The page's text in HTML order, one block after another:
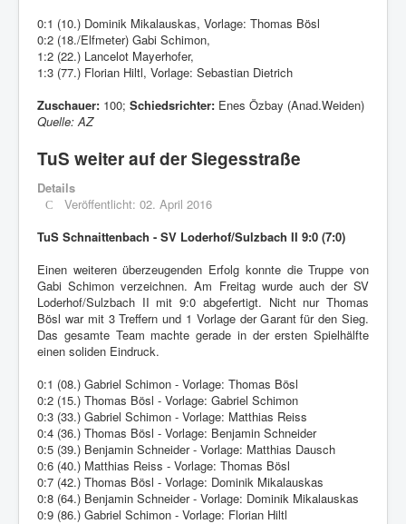
0:1 (10.) Dominik Mikalauskas, Vorlage: Thomas Bösl
0:2 (18./Elfmeter) Gabi Schimon,
1:2 (22.) Lancelot Mayerhofer,
1:3 (77.) Florian Hiltl, Vorlage: Sebastian Dietrich
Zuschauer: 100; Schiedsrichter: Enes Özbay (Anad.Weiden)
Quelle: AZ
TuS weiter auf der Siegesstraße
Details
Veröffentlicht: 02. April 2016
TuS Schnaittenbach - SV Loderhof/Sulzbach II 9:0 (7:0)
Einen weiteren überzeugenden Erfolg konnte die Truppe von
Gabi Schimon verzeichnen. Am Freitag wurde auch der SV
Loderhof/Sulzbach II mit 9:0 abgefertigt. Nicht nur Thomas
Bösl war mit 3 Treffern und 1 Vorlage der Garant für den Sieg.
Das gesamte Team machte gerade in der ersten Spielhälfte
einen soliden Eindruck.
0:1 (08.) Gabriel Schimon - Vorlage: Thomas Bösl
0:2 (15.) Thomas Bösl - Vorlage: Gabriel Schimon
0:3 (33.) Gabriel Schimon - Vorlage: Matthias Reiss
0:4 (36.) Thomas Bösl - Vorlage: Benjamin Schneider
0:5 (39.) Benjamin Schneider - Vorlage: Matthias Dausch
0:6 (40.) Matthias Reiss - Vorlage: Thomas Bösl
0:7 (42.) Thomas Bösl - Vorlage: Dominik Mikalauskas
0:8 (64.) Benjamin Schneider - Vorlage: Dominik Mikalauskas
0:9 (86.) Gabriel Schimon - Vorlage: Florian Hiltl